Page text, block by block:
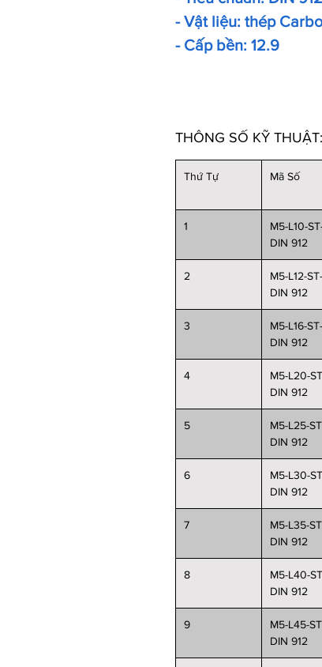
- Vật liệu: thép
- Cấp bền: 12.9
THÔNG SỐ KỸ THUẬT:
Thứ Tự Mã Số
1
M5-L10-
DIN 912
2
M5-L12-ST-
DIN 912
3
M5-L16-ST-
DIN 912
4
M5-L20-
DIN 912
5
M5-L25-
DIN 912
6
M5-L30-
DIN 912
7
M5-L35-
DIN 912
8
M5-L40-
DIN 912
9
M5-L45-
DIN 912